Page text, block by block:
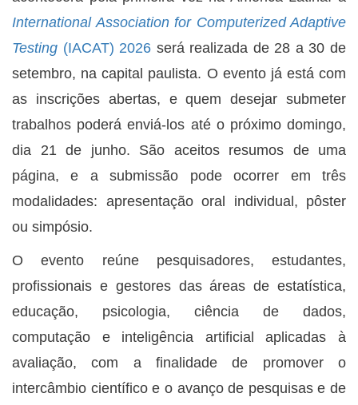
International Association for Computerized Adaptive
Testing (IACAT) 2026 será realizada de 28 a 30 de
setembro, na capital paulista. O evento já está com
as inscrições abertas, e quem desejar submeter
trabalhos poderá enviá-los até o próximo domingo,
dia 21 de junho. São aceitos resumos de uma
página, e a submissão pode ocorrer em três
modalidades: apresentação oral individual, pôster
ou simpósio.
O evento reúne pesquisadores, estudantes,
profissionais e gestores das áreas de estatística,
educação, psicologia, ciência de dados,
computação e inteligência artificial aplicadas à
avaliação, com a finalidade de promover o
intercâmbio científico e o avanço de pesquisas e de